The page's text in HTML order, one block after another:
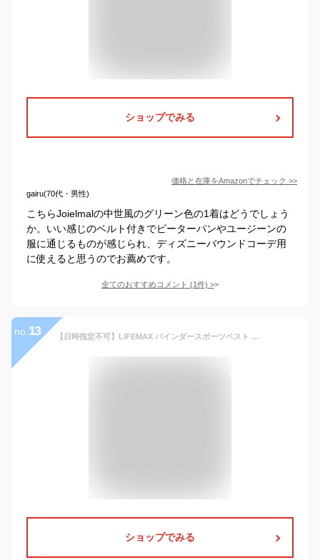
ショップでみる
価格と在庫をAmazonでチェック >>
gairu(70代・男性)
こちらJoielmalの中世風のグリーン色の1着はどうでしょう
か。いい感じのベルト付きでピーターパンやユージーンの
服に通じるものが感じられ、ディズニーバウンドコーデ用
に使えると思うのでお薦めです。
全てのおすすめコメント (1件) >
no. 13 【日時指定不可】LIFEMAX バインダースポーツベスト MJ0068｜メンズ レディース ユニセックス｜無地｜白 ホワイト 赤 レッド 橙 オレンジ 黄色 イエロー 緑 グリーン 水色 青 ターコイズ ロイヤルブルー 紺 ネイビー グレー 黒 ブラック 全10色｜M L XL XXL (B)
ショップでみる